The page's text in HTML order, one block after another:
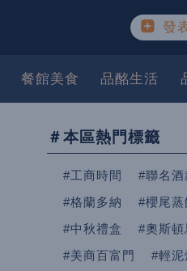
發
餐館美食 品酩生活
＃本區熱門標籤
#工商時間 #聯名酒
#格蘭多納
#櫻尾蒸
#中秋禮盒
#奧斯頓
#美商百富門
#輕泥